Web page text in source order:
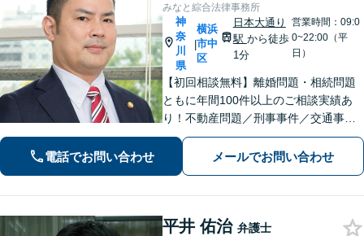
みなと綜合法律事務所
神
奈
川
県
|
横浜
市中
区
日本大通り
駅 から徒歩
1分
営業時間：09:0
0~22:00（平
日）
【初回相談無料】離婚問題・相続問題
ともに年間100件以上のご相談実績あ
り！不動産問題／刑事事件／交通事故
／借金問題／労働問題／債権回収にも
注力。これまで培ったノウハウを最大
限に活かし、最善の解決へ尽力します
電話でお問い合わせ メールでお問い合わせ
平井 佑治 弁護士